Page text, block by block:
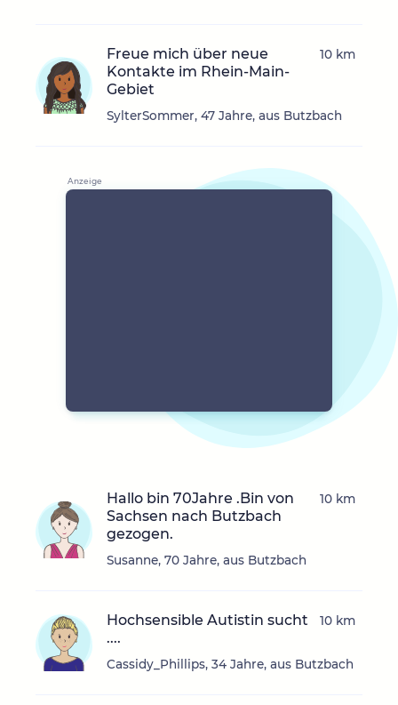
Freue mich über neue
Kontakte im Rhein-Main-
Gebiet
SylterSommer, 47 Jahre, aus Butzbach
10 km
Hallo bin 70Jahre .Bin von
Sachsen nach Butzbach
gezogen.
Susanne, 70 Jahre, aus Butzbach
10 km
Hochsensible Autistin sucht
....
Cassidy_Phillips, 34 Jahre, aus Butzbach
10 km